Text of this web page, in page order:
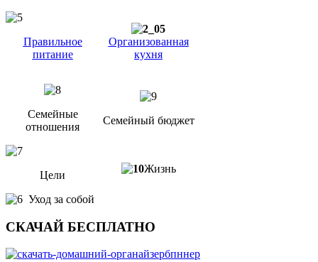
Правильное
питание
Организованная
кухня
Семейные
отношения
Семейный бюджет
Цели
Жизнь
Уход за собой
СКАЧАЙ БЕСПЛАТНО